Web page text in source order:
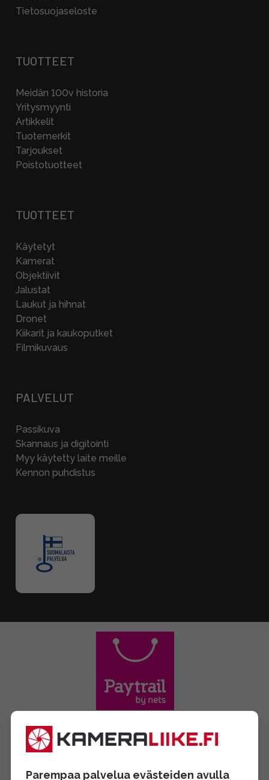
Tietosuojaseloste
TUOTTEET
Meidän 100v historia
Yritysmyynti
Artikkelit
Tuotemerkit
Tarjoukset
Poistotuotteet
TUOTTEET
Käytetyt
Kamerat
Objektiivit
Jalustat
Laukut ja hihnat
Dronet
Kiikarit ja kaukoputket
Filmikuvaus
PALVELUT
Passikuva
Skannaus ja digitointi
Myy käytetty laite meille
Kennon puhdistus
Parempaa palvelua evästeiden avulla